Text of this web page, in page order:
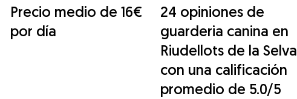
Precio medio de 16€
por día
24 opiniones de
guarderia canina en
Riudellots de la Selva
con una calificación
promedio de 5.0/5